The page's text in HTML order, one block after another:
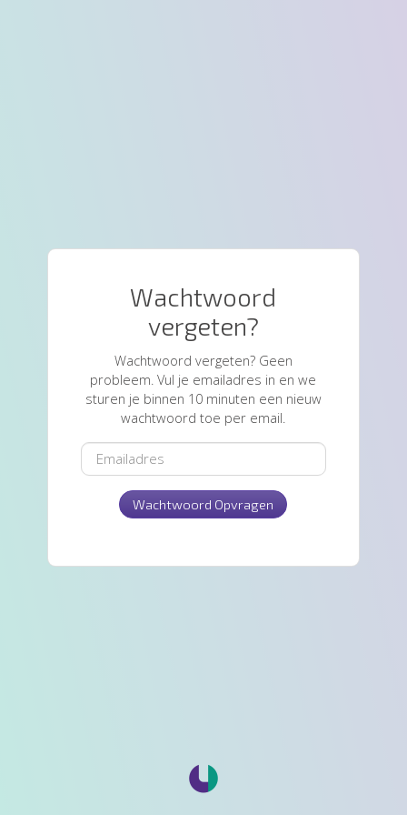
Wachtwoord
vergeten?
Wachtwoord vergeten? Geen
probleem. Vul je emailadres in en we
sturen je binnen 10 minuten een nieuw
wachtwoord toe per email.